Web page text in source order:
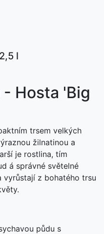
l
Hosta 'Big
trsem velkých
žilnatinou a
je rostlina, tím
á správné světelné
vyrůstají z bohatého trsu
půdu s